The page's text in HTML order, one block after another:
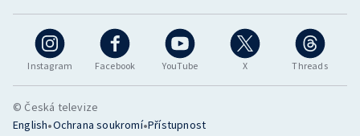
Instagram Facebook YouTube X Threads
© Česká televize
English•Ochrana soukromí•Přístupnost